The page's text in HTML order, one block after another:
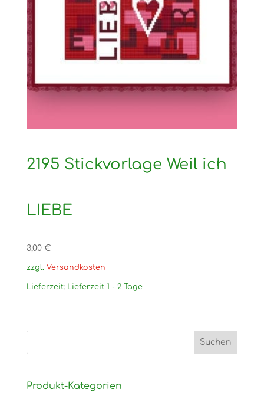
2195 Stickvorlage Weil ich
LIEBE
3,00 €
zzgl. Versandkosten
Lieferzeit: Lieferzeit 1 - 2 Tage
Produkt-Kategorien